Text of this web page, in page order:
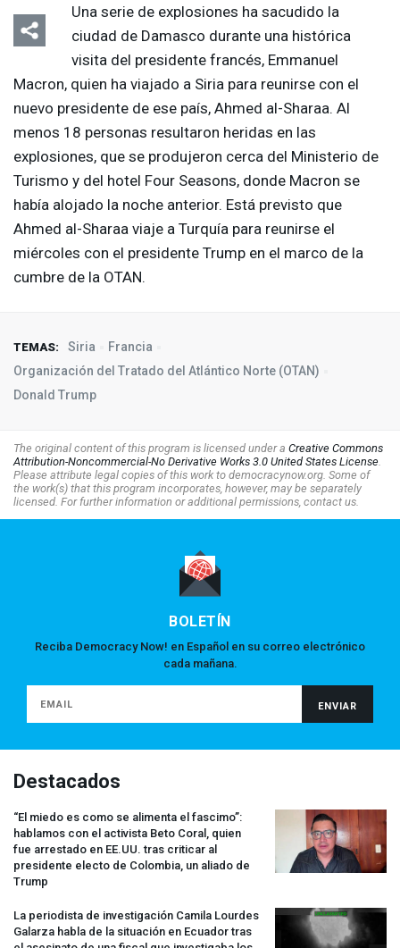
Una serie de explosiones ha sacudido la
ciudad de Damasco durante una histórica
visita del presidente francés, Emmanuel
Macron, quien ha viajado a Siria para reunirse con el
nuevo presidente de ese país, Ahmed al-Sharaa. Al
menos 18 personas resultaron heridas en las
explosiones, que se produjeron cerca del Ministerio de
Turismo y del hotel Four Seasons, donde Macron se
había alojado la noche anterior. Está previsto que
Ahmed al-Sharaa viaje a Turquía para reunirse el
miércoles con el presidente Trump en el marco de la
cumbre de la OTAN.
TEMAS: Siria
Francia
Organización del Tratado del Atlántico Norte (OTAN)
Donald Trump
The original content of this program is licensed under a Creative Commons
Attribution-Noncommercial-No Derivative Works 3.0 United States License.
Please attribute legal copies of this work to democracynow.org. Some of
the work(s) that this program incorporates, however, may be separately
licensed. For further information or additional permissions, contact us.
BOLETÍN
Reciba Democracy Now! en Español en su correo electrónico
cada mañana.
Destacados
“El miedo es como se alimenta el fascimo”:
hablamos con el activista Beto Coral, quien
fue arrestado en EE.UU. tras criticar al
presidente electo de Colombia, un aliado de
Trump
La periodista de investigación Camila Lourdes
Galarza habla de la situación en Ecuador tras